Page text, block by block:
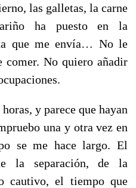
las galletas, la carne
ha puesto en la
que me envía… No le
comer. No quiero añadir
y parece que hayan
una y otra vez en
se me hace largo. El
la separación, de la
cautivo, el tiempo que